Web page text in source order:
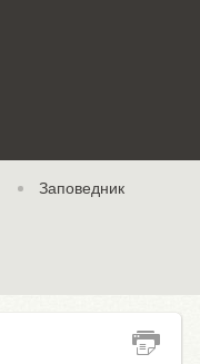
Заповедник